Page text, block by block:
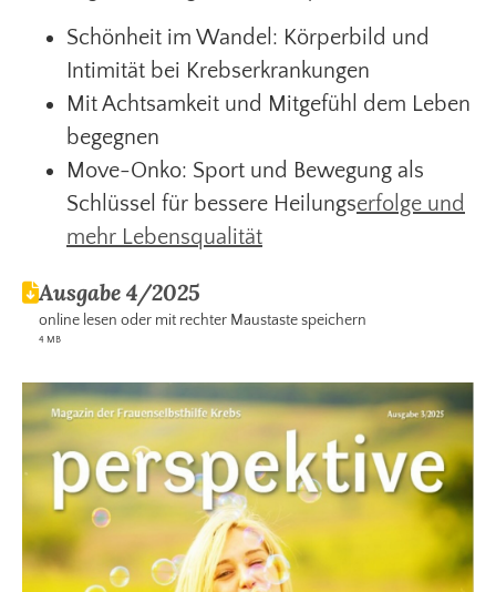
Schönheit im Wandel: Körperbild und
Intimität bei Krebserkrankungen
Mit Achtsamkeit und Mitgefühl dem Leben
begegnen
Move-Onko: Sport und Bewegung als
Schlüssel für bessere Heilungserfolge und
mehr Lebensqualität
Ausgabe 4/2025
online lesen oder mit rechter Maustaste speichern
4 MB